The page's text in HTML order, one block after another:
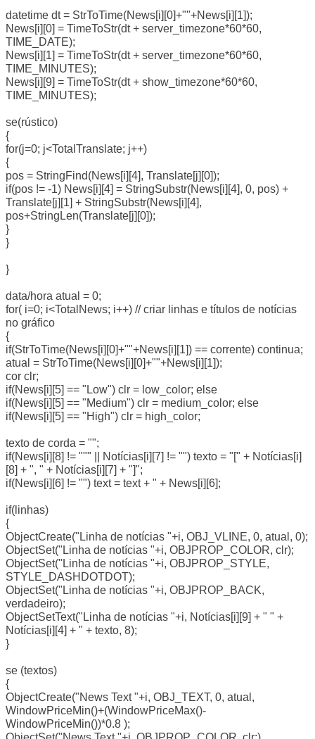
datetime dt = StrToTime(News[i][0]+""+News[i][1]);
News[i][0] = TimeToStr(dt + server_timezone*60*60,
TIME_DATE);
News[i][1] = TimeToStr(dt + server_timezone*60*60,
TIME_MINUTES);
News[i][9] = TimeToStr(dt + show_timezone*60*60,
TIME_MINUTES);
se(rústico)
{
for(j=0; j<TotalTranslate; j++)
{
pos = StringFind(News[i][4], Translate[j][0]);
if(pos != -1) News[i][4] = StringSubstr(News[i][4], 0, pos) +
Translate[j][1] + StringSubstr(News[i][4],
pos+StringLen(Translate[j][0]);
}
}
}
data/hora atual = 0;
for( i=0; i<TotalNews; i++) // criar linhas e títulos de notícias
no gráfico
{
if(StrToTime(News[i][0]+""+News[i][1]) == corrente) continua;
atual = StrToTime(News[i][0]+""+News[i][1]);
cor clr;
if(News[i][5] == "Low") clr = low_color; else
if(News[i][5] == "Medium") clr = medium_color; else
if(News[i][5] == "High") clr = high_color;
texto de corda = "";
if(News[i][8] != """ || Notícias[i][7] != "") texto = "[" + Notícias[i]
[8] + ", " + Notícias[i][7] + "]";
if(News[i][6] != "") text = text + " + News[i][6];
if(linhas)
{
ObjectCreate("Linha de notícias "+i, OBJ_VLINE, 0, atual, 0);
ObjectSet("Linha de notícias "+i, OBJPROP_COLOR, clr);
ObjectSet("Linha de notícias "+i, OBJPROP_STYLE,
STYLE_DASHDOTDOT);
ObjectSet("Linha de notícias "+i, OBJPROP_BACK,
verdadeiro);
ObjectSetText("Linha de notícias "+i, Notícias[i][9] + " " +
Notícias[i][4] + " + texto, 8);
}
se (textos)
{
ObjectCreate("News Text "+i, OBJ_TEXT, 0, atual,
WindowPriceMin()+(WindowPriceMax()-
WindowPriceMin())*0.8 );